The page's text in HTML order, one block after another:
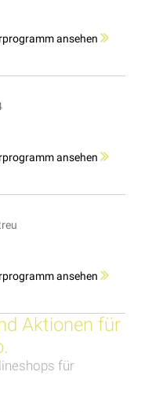
ansehen
ansehen
ansehen
Aktionen für
für